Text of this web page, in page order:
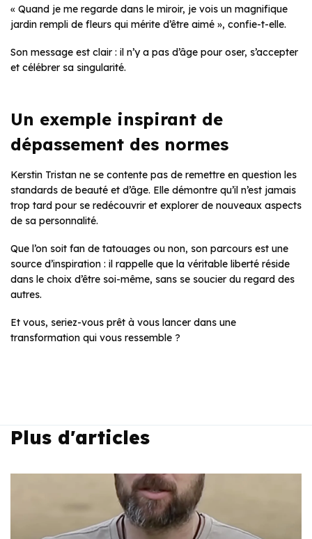
« Quand je me regarde dans le miroir, je vois un magnifique
jardin rempli de fleurs qui mérite d’être aimé », confie-t-elle.
Son message est clair : il n’y a pas d’âge pour oser, s’accepter
et célébrer sa singularité.
Un exemple inspirant de
dépassement des normes
Kerstin Tristan ne se contente pas de remettre en question les
standards de beauté et d’âge. Elle démontre qu’il n’est jamais
trop tard pour se redécouvrir et explorer de nouveaux aspects
de sa personnalité.
Que l’on soit fan de tatouages ou non, son parcours est une
source d’inspiration : il rappelle que la véritable liberté réside
dans le choix d’être soi-même, sans se soucier du regard des
autres.
Et vous, seriez-vous prêt à vous lancer dans une
transformation qui vous ressemble ?
Plus d'articles